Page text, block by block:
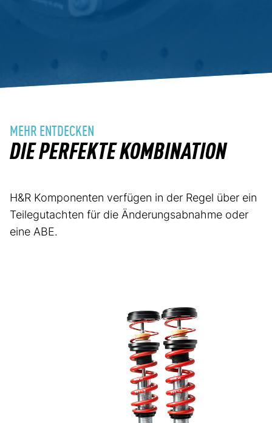
MEHR ENTDECKEN
DIE PERFEKTE KOMBINATION
H&R Komponenten verfügen in der Regel über ein
Teilegutachten für die Änderungsabnahme oder
eine ABE.